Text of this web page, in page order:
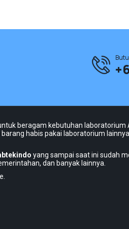
beragam kebutuhan laboratorium
habis pakai laboratorium
yang sampai saat ini sudah
dan banyak lainnya.